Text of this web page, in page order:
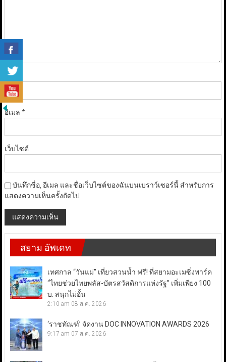
ชื่อ*
อีเมล *
เว็บไซต์
บันทึกชื่อ, อีเมล และชื่อเว็บไซต์ของฉันบนเบราว์เซอร์นี้ สำหรับการ
แสดงความเห็นครั้งถัดไป
สยาม อัพเดท
เทศกาล “วันแม่” เที่ยวสวนน้ำ ฟรี! ที่สยามอะเมซิ่งพาร์ค
“ไทยช่วยไทยพลัส-บัตรสวัสดิการแห่งรัฐ” เพิ่มเพียง 100
บ. สนุกไม่อั้น
2:10 am 08 ส.ค. 2026
‘ราชทัณฑ์’ จัดงาน DOC INNOVATION AWARDS 2026
9:17 am 07 ส.ค. 2026